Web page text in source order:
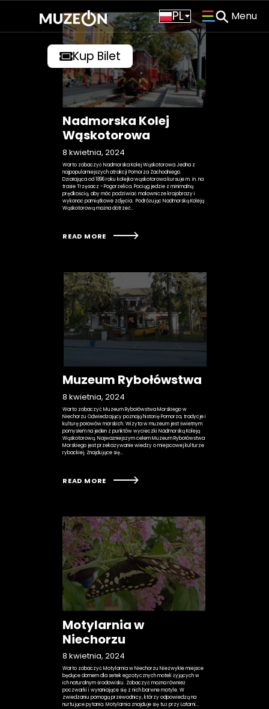
PL
CS
Kup Bilet
O MUZEUM
OFERTA DLA SZKÓŁ
WARTO ZOBACZYĆ
KONTAKT
CENNIK
Nadmorska Kolej
Wąskotorowa
8 kwietnia, 2024
Warto zobaczyć Nadmorska Kolej Wąskotorowa Jedna z
najpopularniejszych atrakcji Pomorza Zachodniego.
Działająca od 1896 roku kolejka wąskotorowa kursuje m. in. na
trasie Trzęsacz - Pogorzelica. Pociąg jedzie z minimalną
prędkością, aby móc podziwiać malownicze krajobrazy i
wykonać pamiątkowe zdjęcia. Podróżując Nadmorską Koleją
Wąskotorową można dotrzeć…
READ MORE
Muzeum Rybołówstwa
8 kwietnia, 2024
Warto zobaczyć Muzeum Rybołówstwa Morskiego w
Niechorzu Odwiedzający poznają historię Pomorza, tradycje i
kulturę połowów morskich. Wizyta w muzeum jest świetnym
pomysłem na jeden z punktów wycieczki Nadmorską Koleją
Wąskotorową. Najważniejszym celem Muzeum Rybołówstwa
Morskiego jest przekazywanie wiedzy o miejscowej kulturze
rybackiej. Znajdujące się…
READ MORE
Motylarnia w
Niechorzu
8 kwietnia, 2024
Warto zobaczyć Motylarnia w Niechorzu Niezwykłe miejsce
będące domem dla setek egzotycznych moteli żyjących w
ich naturalnym środowisku. Zobaczyć można również
poczwarki i wyłaniające się z nich barwne motyle. W
zwiedzaniu pomogą przewodnicy, którzy odpowiedzą na
nurtujące pytania. Motylarnia znajduje się tuż przy Latarni…